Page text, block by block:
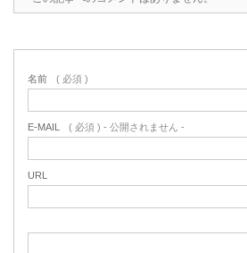
名前 ( 必須 )
E-MAIL ( 必須 ) - 公開されません -
URL